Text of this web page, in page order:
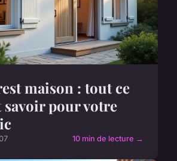
maison : tout ce
pour votre
10 min de lecture →